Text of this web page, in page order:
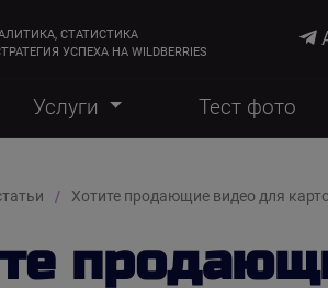
СТАТИСТИКА
УСПЕХА НА WILDBERRIES
Услуги Тест фото
Хотите продающие видео для